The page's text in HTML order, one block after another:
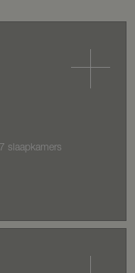
7 slaapkamers